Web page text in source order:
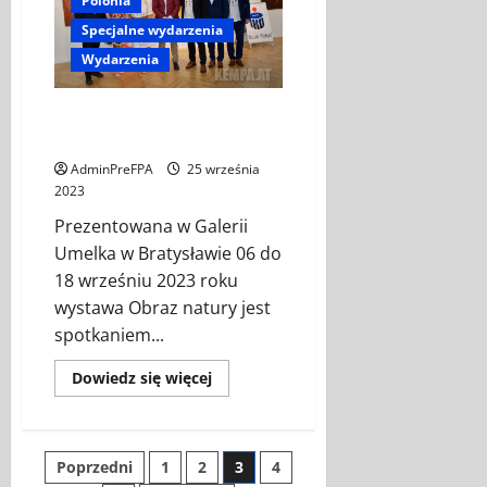
KANDYDAT
POLONII
Specjalne wydarzenia
Wydarzenia
AdminPreFPA
25 września
2023
Prezentowana w Galerii
Umelka w Bratysławie 06 do
18 wrześniu 2023 roku
wystawa Obraz natury jest
spotkaniem...
Dowiedz się więcejDowiedz
się
PRZYRODY
Stronicowanie
Poprzedni 1 2 3
4